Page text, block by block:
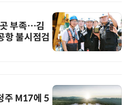
부족…김
항 불시점검
주 M17에 5